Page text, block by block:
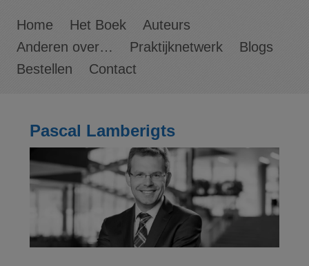
Home Het Boek
Auteurs
Anderen over…
Praktijknetwerk
Blogs
Bestellen
Contact
Pascal Lamberigts